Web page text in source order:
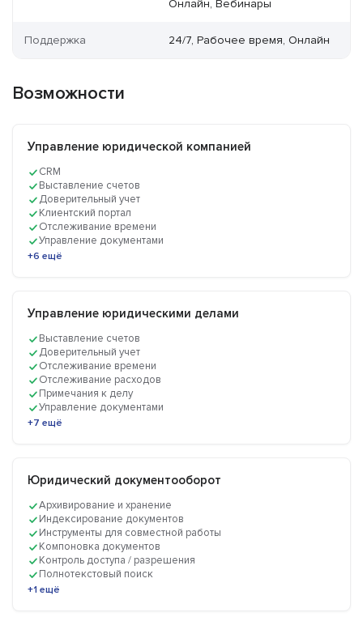
Онлайн, Вебинары
Поддержка 24/7, Рабочее время, Онлайн
Возможности
Управление юридической компанией
CRM
Выставление счетов
Доверительный учет
Клиентский портал
Отслеживание времени
Управление документами
+6 ещё
Управление юридическими делами
Выставление счетов
Доверительный учет
Отслеживание времени
Отслеживание расходов
Примечания к делу
Управление документами
+7 ещё
Юридический документооборот
Архивирование и хранение
Индексирование документов
Инструменты для совместной работы
Компоновка документов
Контроль доступа / разрешения
Полнотекстовый поиск
+1 ещё